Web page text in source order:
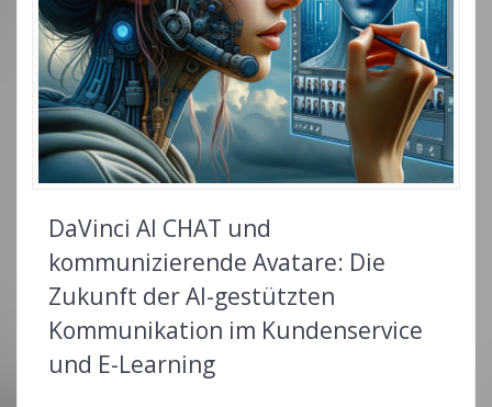
DaVinci AI CHAT und
kommunizierende Avatare: Die
Zukunft der AI-gestützten
Kommunikation im Kundenservice
und E-Learning